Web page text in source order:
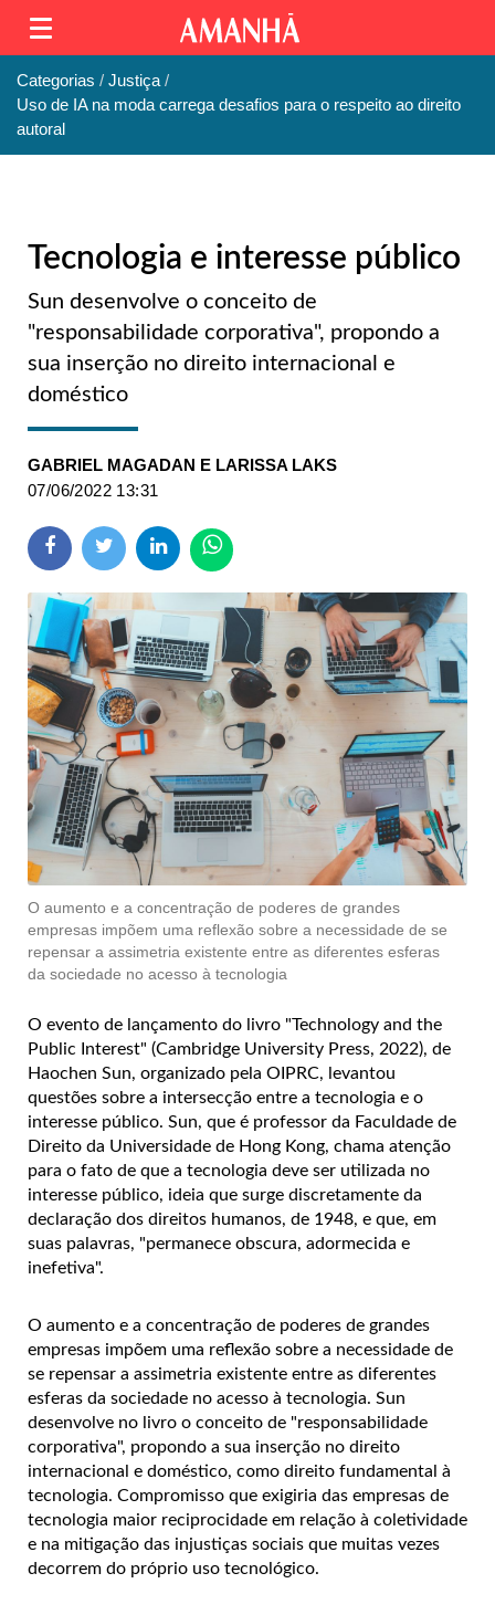
Categorias
Justiça
Uso de IA na moda carrega desafios para o respeito ao direito
autoral
Tecnologia e interesse público
Sun desenvolve o conceito de
"responsabilidade corporativa", propondo a
sua inserção no direito internacional e
doméstico
GABRIEL MAGADAN E LARISSA LAKS
07/06/2022 13:31
O aumento e a concentração de poderes de grandes
empresas impõem uma reflexão sobre a necessidade de se
repensar a assimetria existente entre as diferentes esferas
da sociedade no acesso à tecnologia
O evento de lançamento do livro "Technology and the
Public Interest" (Cambridge University Press, 2022), de
Haochen Sun, organizado pela OIPRC, levantou
questões sobre a intersecção entre a tecnologia e o
interesse público. Sun, que é professor da Faculdade de
Direito da Universidade de Hong Kong, chama atenção
para o fato de que a tecnologia deve ser utilizada no
interesse público, ideia que surge discretamente da
declaração dos direitos humanos, de 1948, e que, em
suas palavras, "permanece obscura, adormecida e
inefetiva".
O aumento e a concentração de poderes de grandes
empresas impõem uma reflexão sobre a necessidade de
se repensar a assimetria existente entre as diferentes
esferas da sociedade no acesso à tecnologia. Sun
desenvolve no livro o conceito de "responsabilidade
corporativa", propondo a sua inserção no direito
internacional e doméstico, como direito fundamental à
tecnologia. Compromisso que exigiria das empresas de
tecnologia maior reciprocidade em relação à coletividade
e na mitigação das injustiças sociais que muitas vezes
decorrem do próprio uso tecnológico.